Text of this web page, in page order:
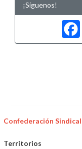
¡Síguenos!
Confederación
Territorios